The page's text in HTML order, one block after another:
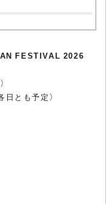
FESTIVAL 2026
とも予定）